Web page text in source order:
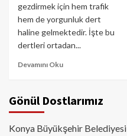
gezdirmek için hem trafik
hem de yorgunluk dert
haline gelmektedir. İşte bu
dertleri ortadan...
Devamını Oku
Gönül Dostlarımız
Konya Büyükşehir Belediyesi